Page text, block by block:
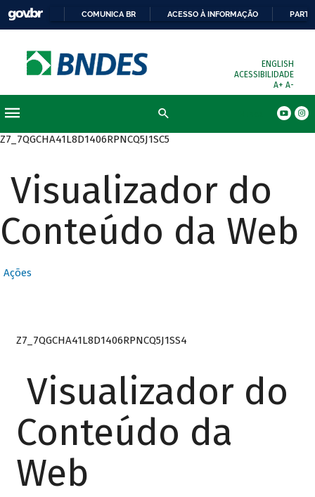
COMUNICA BR ACESSO À INFORMAÇÃO
ENGLISH
ACESSIBILIDADE
A+ A-
Z7_7QGCHA41L8D1406RPNCQ5J1SC5
Visualizador do
Conteúdo da Web
Ações
Z7_7QGCHA41L8D1406RPNCQ5J1SS4
Visualizador do
Conteúdo da
Web